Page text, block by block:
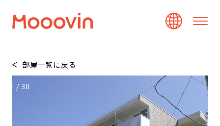
部屋一覧に戻る
1 /30